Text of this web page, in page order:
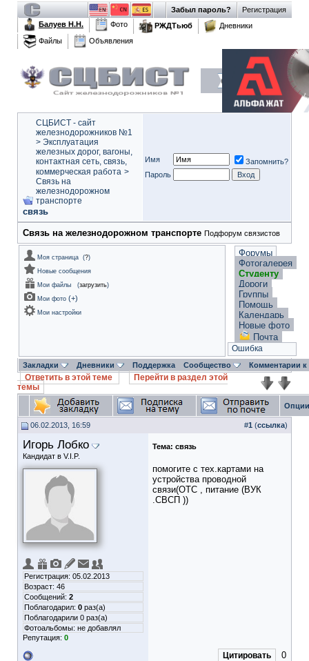
Регистрация
Забыл пароль?
Балуев Н.Н.
Фото РЖДТьюб
Дневники
Файлы
Объявления
СЦБИСТ - сайт
железнодорожников №1
> Эксплуатация
железных дорог, вагоны,
контактная сеть, связь,
коммерческая работа >
Связь на
железнодорожном
транспорте
связь
Имя
Запомнить?
Пароль
Связь на железнодорожном транспорте Подфорум связистов
Моя страница (?)
Новые сообщения
Мои файлы
(загрузить)
Мои фото (+)
Мои настройки
Форумы
Фотогалерея
Студенту
Дороги
Группы
Помощь
Календарь
Новые фото
Почта
Ошибка
Закладки Дневники Поддержка Сообщество Комментарии
Ответить в этой теме
Перейти в раздел этой
темы
06.02.2013, 16:59 #1 (ссылка)
Игорь Лобко
Кандидат в V.I.P.
Регистрация: 05.02.2013
Возраст: 46
Сообщений: 2
Поблагодарил: 0 раз(а)
Поблагодарили 0 раз(а)
Фотоальбомы: не добавлял
Репутация: 0
Тема: связь
помогите с тех.картами на
устройства проводной
связи(ОТС , питание (ВУК
.СВСП ))
Цитировать 0